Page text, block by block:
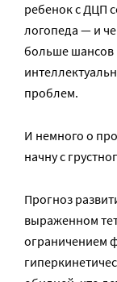
ребенок с ДЦП
логопеда — и
больше шансов
проблем.
И немного о
начну с
Прогноз
выраженном
ограничением